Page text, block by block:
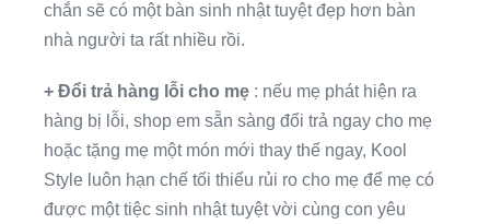
chắn sẽ có một bàn sinh nhật tuyệt đẹp hơn bàn
nhà người ta rất nhiều rồi.
+ Đổi trả hàng lỗi cho mẹ : nếu mẹ phát hiện ra
hàng bị lỗi, shop em sẵn sàng đổi trả ngay cho mẹ
hoặc tặng mẹ một món mới thay thế ngay, Kool
Style luôn hạn chế tối thiểu rủi ro cho mẹ để mẹ có
được một tiệc sinh nhật tuyệt vời cùng con yêu